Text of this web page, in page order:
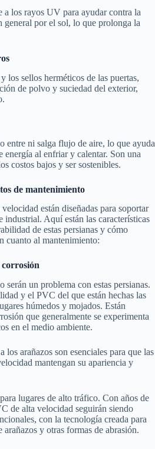
a los rayos UV para ayudar contra la
general por el sol, lo que prolonga la
los sellos herméticos de las puertas,
de polvo y suciedad del exterior,
entre ni salga flujo de aire, lo que ayuda
energía al enfriar y calentar. Son una
costos bajos y ser sostenibles.
de mantenimiento
están diseñadas para soportar
industrial. Aquí están las características
de estas persianas y cómo
cuanto al mantenimiento:
corrosión
un problema con estas persianas.
y el PVC del que están hechas las
húmedos y mojados. Están
que generalmente se experimenta
en el medio ambiente.
los arañazos son esenciales para que las
mantengan su apariencia y
lugares de alto tráfico. Con años de
de alta velocidad seguirán siendo
con la tecnología creada para
y otras formas de abrasión.